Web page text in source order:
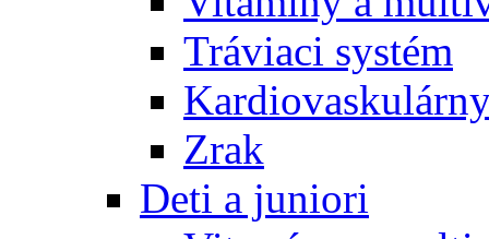
Tráviaci systém
Zrak
Deti a juniori